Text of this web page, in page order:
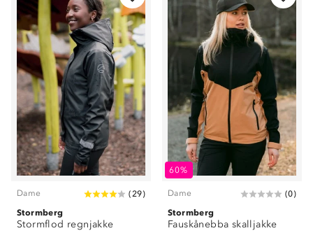
Dame (29)
Stormberg
Stormflod regnjakke
60%
Dame (0)
Stormberg
Fauskånebba skalljakke